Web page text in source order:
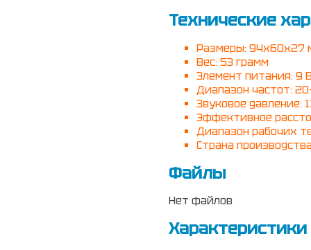
Технические
Размеры: 94х60х27
Вес: 53 грамм
Элемент питания: 9
Диапазон частот:
Звуковое давление:
Эффективное
Диапазон рабочих
Страна
Файлы
Нет файлов
Характеристики